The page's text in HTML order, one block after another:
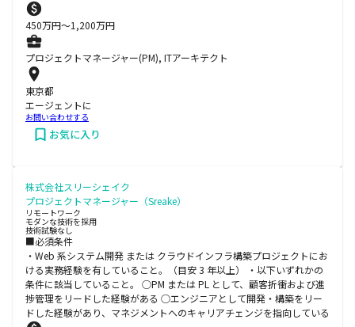
450万円〜1,200万円
プロジェクトマネージャー(PM), ITアーキテクト
東京都
エージェントに
お問い合わせする
お気に入り
株式会社スリーシェイク
プロジェクトマネージャー（Sreake）
リモートワーク
モダンな技術を採用
技術試験なし
■必須条件
・Web 系システム開発 または クラウドインフラ構築プロジェクトにお
ける実務経験を有していること。（目安 3 年以上） ・以下いずれかの
条件に該当していること。 ○PM または PL として、顧客折衝および進
捗管理をリードした経験がある ○エンジニアとして開発・構築をリー
ドした経験があり、マネジメントへのキャリアチェンジを指向している